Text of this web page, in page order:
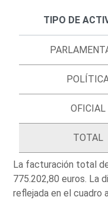
TIPO DE
OFICIAL
TOTAL
La facturación total
775.202,80 euros. La
reflejada en el cuadro